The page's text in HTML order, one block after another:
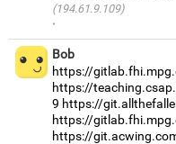
(194.61.9.109)
·
Bob
https://
https://
9 https://
https://
https://